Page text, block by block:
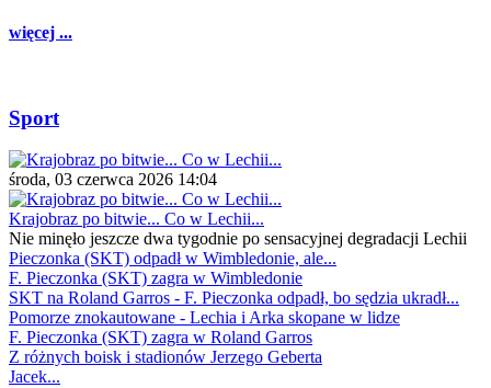
więcej ...
Sport
środa, 03 czerwca 2026 14:04
Krajobraz po bitwie... Co w Lechii...
Nie minęło jeszcze dwa tygodnie po sensacyjnej degradacji Lechii
Pieczonka (SKT) odpadł w Wimbledonie, ale...
F. Pieczonka (SKT) zagra w Wimbledonie
SKT na Roland Garros - F. Pieczonka odpadł, bo sędzia ukradł...
Pomorze znokautowane - Lechia i Arka skopane w lidze
F. Pieczonka (SKT) zagra w Roland Garros
Z różnych boisk i stadionów Jerzego Geberta
Jacek...